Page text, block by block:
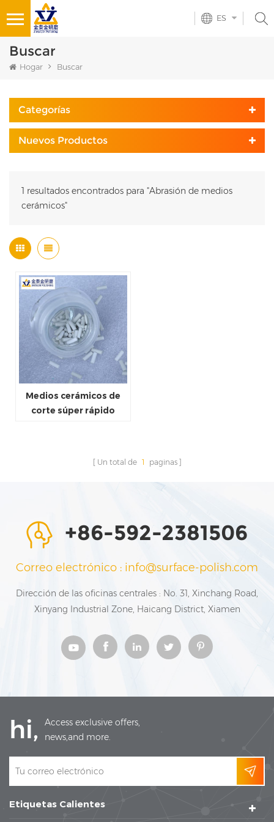
ES
Buscar
Hogar Buscar
Categorías
Nuevos Productos
1 resultados encontrados para "Abrasión de medios
cerámicos"
Medios cerámicos de
corte súper rápido
Un total de 1 paginas
+86-592-2381506
Correo electrónico : info@surface-polish.com
Dirección de las oficinas centrales : No. 31, Xinchang Road,
Xinyang Industrial Zone, Haicang District, Xiamen
hi,
Access exclusive offers,
news,and more.
Etiquetas Calientes